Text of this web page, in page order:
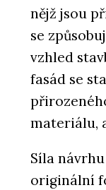
nějž jsou
se
vzhled
fasád se
materiálu,
Síla
originální